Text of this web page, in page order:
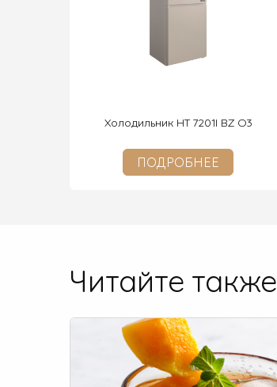
Холодильник HT 7201I BZ O3
ПОДРОБНЕЕ
Читайте также